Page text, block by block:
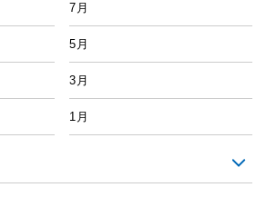
7月
5月
3月
1月